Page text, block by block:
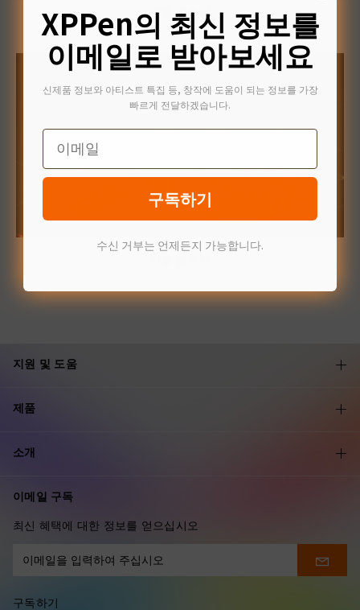
제품 솔루션
지원 및 도움
제품
소개
이메일 구독
최신 혜택에 대한 정보를 얻으십시오
구독하기
XPPen의 최신 정보를
이메일로 받아보세요
신제품 정보와 아티스트 특집 등, 창작에 도움이 되는 정보를 가장
빠르게 전달하겠습니다.
Email
구독하기
수신 거부는 언제든지 가능합니다.